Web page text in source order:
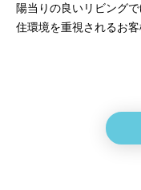
陽当りの良いリビング
住環境を重視されるお